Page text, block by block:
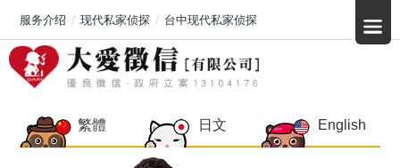
繁體 日文 English
服务介绍 现代私家侦探 台中现代私家侦探